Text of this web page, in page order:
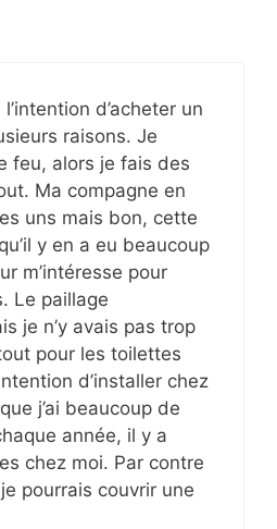
l’intention d’acheter un
raisons. Je
feu, alors je fais des
Ma compagne en
uns mais bon, cette
y en a eu beaucoup
m’intéresse pour
Le paillage
je n’y avais pas trop
pour les toilettes
d’installer chez
j’ai beaucoup de
année, il y a
chez moi. Par contre
pourrais couvrir une